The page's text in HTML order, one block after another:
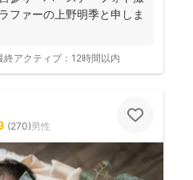
ファーの上野明季と申しま
終アクティブ： 12時間以内
(270)男性